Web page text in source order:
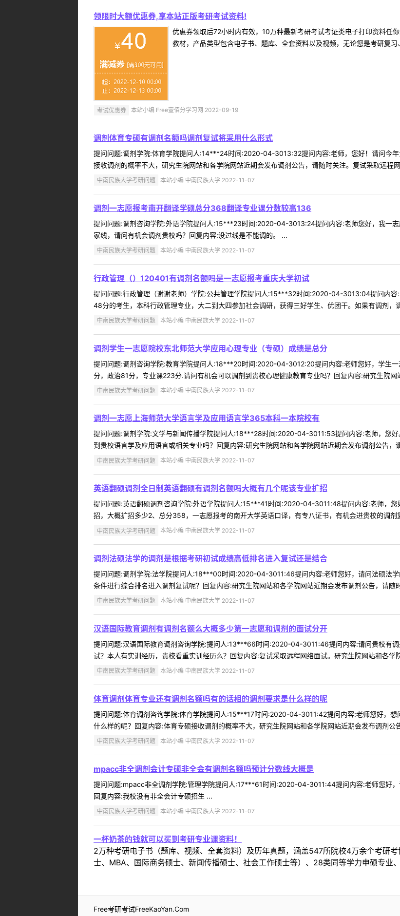
领限时大额优惠券,享本站正版考研考试资料!
优惠券领取后72小时内有效，10万种最新考研考试考证类电子打印资料
教材，产品类型包含电子书、题库、全套资料以及视频，无论您是考研复
考试优惠券 本站小编 Free壹佰分学习网 2022-09-19
调剂体育专硕有调剂名额吗调剂复试将采用什么形式
提问问题:调剂学院:体育学院提问人:14***24时间:2020-04-3013:32提问内容:老师，您好！请问今
接收调剂的概率不大，研究生院网站和各学院网站近期会发布调剂公告，请随时关注。复试采取远程
中南民族大学考研问题 本站小编 中南民族大学 2022-11-07
调剂一志愿报考南开翻译学硕总分368翻译专业课分数较高136
提问问题:调剂咨询学院:外语学院提问人:15***23时间:2020-04-3013:24提问内容:老师您好，我一
家线，请问有机会调剂贵校吗？回复内容:没过线是不能调的。 ...
中南民族大学考研问题 本站小编 中南民族大学 2022-11-07
行政管理（）120401有调剂名额吗是一志愿报考重庆大学初试
提问问题:行政管理（谢谢老师）学院:公共管理学院提问人:15***32时间:2020-04-3013:04提问内
48分的考生，本科行政管理专业，大二到大四参加社会调研，获得三好学生、优团干。如果有调剂，
中南民族大学考研问题 本站小编 中南民族大学 2022-11-07
调剂学生一志愿院校东北师范大学应用心理专业（专硕）成绩是总分
提问问题:调剂咨询学院:教育学院提问人:18***20时间:2020-04-3012:20提问内容:老师您好，学生
分，政治81分，专业课223分.请问有机会可以调剂到贵校心理健康教育专业吗？回复内容:研究生院网
中南民族大学考研问题 本站小编 中南民族大学 2022-11-07
调剂一志愿上海师范大学语言学及应用语言学365本科一本院校有
提问问题:调剂学院:文学与新闻传播学院提问人:18***28时间:2020-04-3011:53提问内容:老师，您
到贵校语言学及应用语言或相关专业吗？回复内容:研究生院网站和各学院网站近期会发布调剂公告，
中南民族大学考研问题 本站小编 中南民族大学 2022-11-07
英语翻硕调剂全日制英语翻硕有调剂名额吗大概有几个呢该专业扩招
提问问题:英语翻硕调剂咨询学院:外语学院提问人:15***41时间:2020-04-3011:48提问内容:老师，
招，大概扩招多少2、总分358，一志愿报考的南开大学英语口译，有专八证书，有机会进贵校的调
中南民族大学考研问题 本站小编 中南民族大学 2022-11-07
调剂法硕法学的调剂是根据考研初试成绩高低排名进入复试还是结合
提问问题:调剂学院:法学院提问人:18***00时间:2020-04-3011:46提问内容:老师您好，请问法硕法
条件进行综合排名进入调剂复试呢？回复内容:研究生院网站和各学院网站近期会发布调剂公告，请随
中南民族大学考研问题 本站小编 中南民族大学 2022-11-07
汉语国际教育调剂有调剂名额么大概多少第一志愿和调剂的面试分开
提问问题:汉语国际教育调剂咨询学院:提问人:13***66时间:2020-04-3011:46提问内容:请问贵校有
试？本人有实训经历，贵校看重实训经历么？回复内容:复试采取远程网络面试。研究生院网站和各学
中南民族大学考研问题 本站小编 中南民族大学 2022-11-07
体育调剂体育专业还有调剂名额吗有的话相的调剂要求是什么样的呢
提问问题:体育调剂咨询学院:体育学院提问人:15***17时间:2020-04-3011:42提问内容:老师您好，
什么样的呢？回复内容:体育专硕接收调剂的概率不大，研究生院网站和各学院网站近期会发布调剂公
中南民族大学考研问题 本站小编 中南民族大学 2022-11-07
mpacc非全调剂会计专硕非全会有调剂名额吗预计分数线大概是
提问问题:mpacc非全调剂学院:管理学院提问人:17***61时间:2020-04-3011:44提问内容:老师您好
回复内容:我校没有非全会计专硕招生 ...
中南民族大学考研问题 本站小编 中南民族大学 2022-11-07
一杯奶茶的钱就可以买到考研专业课资料！
2万种考研电子书（题库、视频、全套资料）及历年真题，涵盖547所院校4万余个考研
士、MBA、国际商务硕士、新闻传播硕士、社会工作硕士等）、28类同等学力申硕专业、
Free考研考试FreeKaoYan.Com